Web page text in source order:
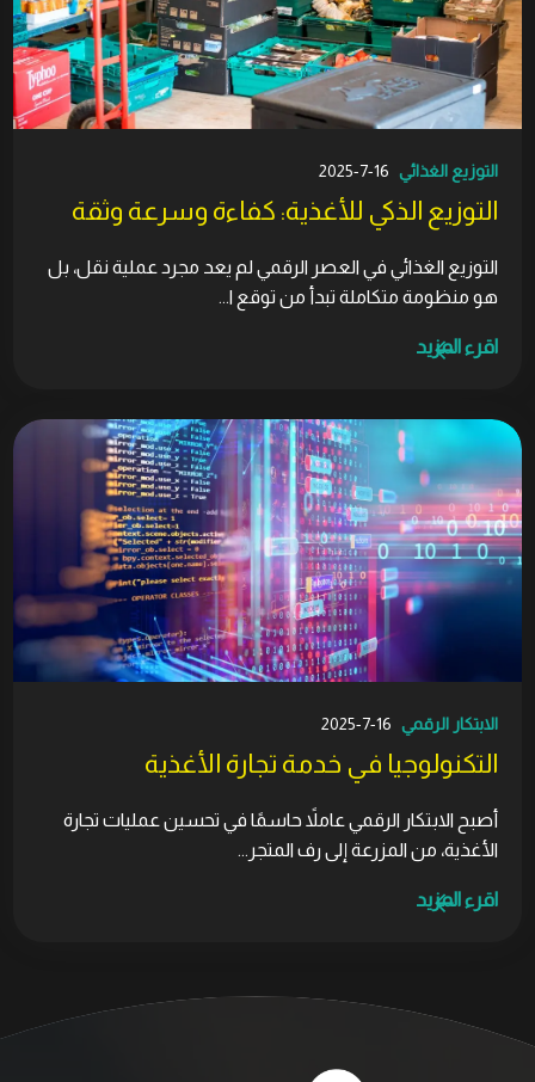
التوزيع الغذائي 16-7-2025
التوزيع الذكي للأغذية: كفاءة وسرعة وثقة
التوزيع الغذائي في العصر الرقمي لم يعد مجرد عملية نقل، بل
هو منظومة متكاملة تبدأ من توقع ا...
اقرء المزيد
الابتكار الرقمي 16-7-2025
التكنولوجيا في خدمة تجارة الأغذية
أصبح الابتكار الرقمي عاملاً حاسمًا في تحسين عمليات تجارة
الأغذية، من المزرعة إلى رف المتجر...
اقرء المزيد